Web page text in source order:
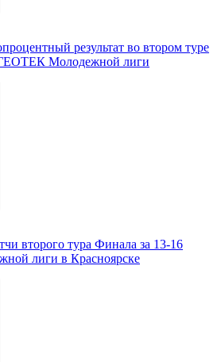
результат во втором туре
Молодежной лиги
второго тура Финала за 13-16
лиги в Красноярске